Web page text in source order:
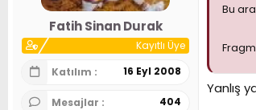
Fatih Sinan Durak
Kayıtlı Üye
Katılım
16 Eyl 2008
Mesajlar 404
Bu
Yanlış